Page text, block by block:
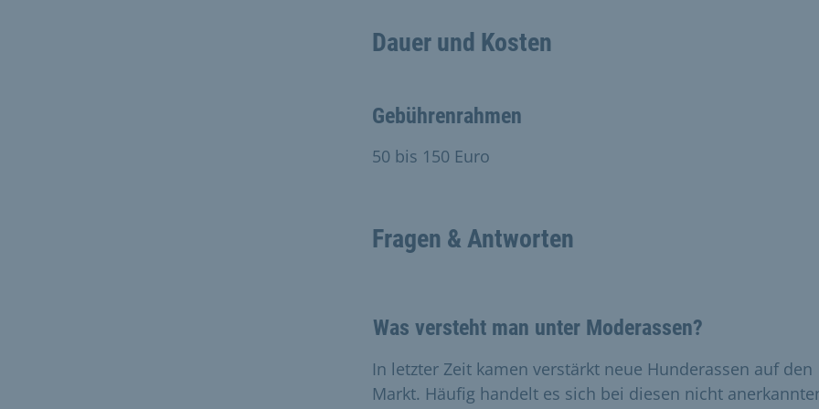
Dauer und Kosten
Gebührenrahmen
50 bis 150 Euro
Fragen & Antworten
Was versteht man unter Moderassen?
In letzter Zeit kamen verstärkt neue Hunderassen auf den
Markt. Häufig handelt es sich bei diesen nicht